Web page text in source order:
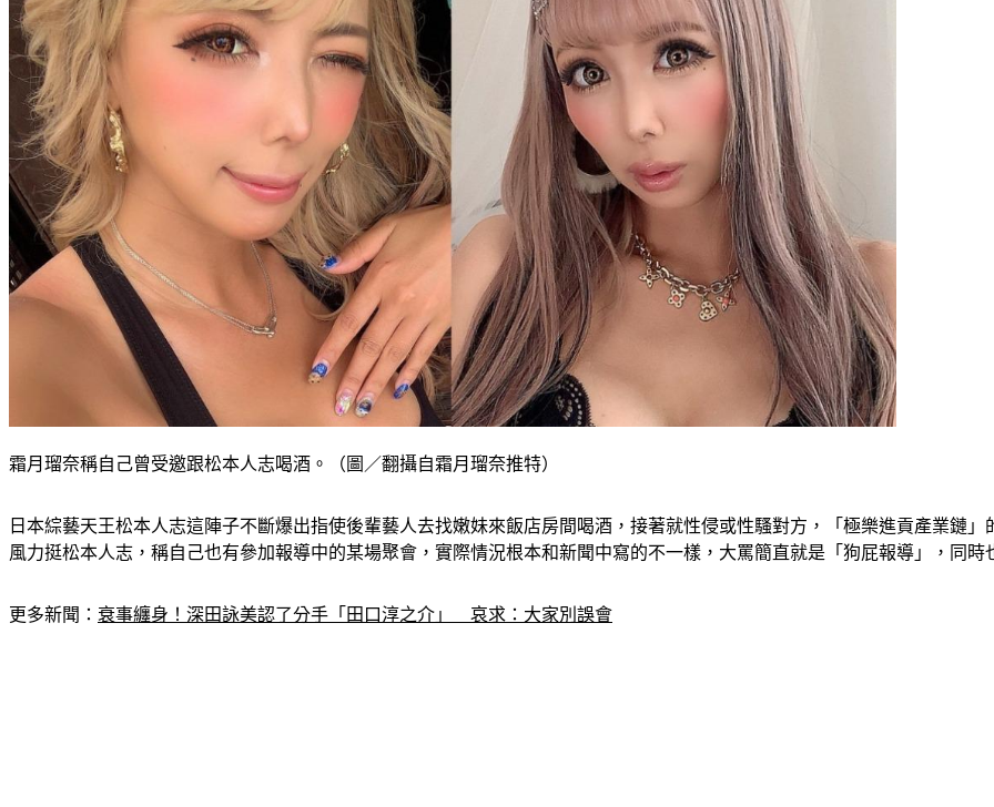
霜月瑠奈稱自己曾受邀跟松本人志喝酒。（圖／翻攝自霜月瑠奈推特）
日本綜藝天王松本人志這陣子不斷爆出指使後輩藝人去找嫩妹來飯店房間喝酒，接著就性侵或性騷對方，「極樂進貢產業鏈
風力挺松本人志，稱自己也有參加報導中的某場聚會，實際情況根本和新聞中寫的不一樣，大罵簡直就是「狗屁報導」，同
更多新聞： 衰事纏身！深田詠美認了分手「田口淳之介」　哀求：大家別誤會